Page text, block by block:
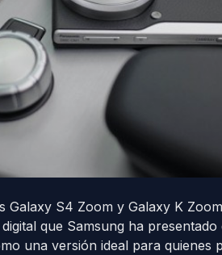
Galaxy S4 Zoom y Galaxy K
que Samsung ha
una versión ideal para